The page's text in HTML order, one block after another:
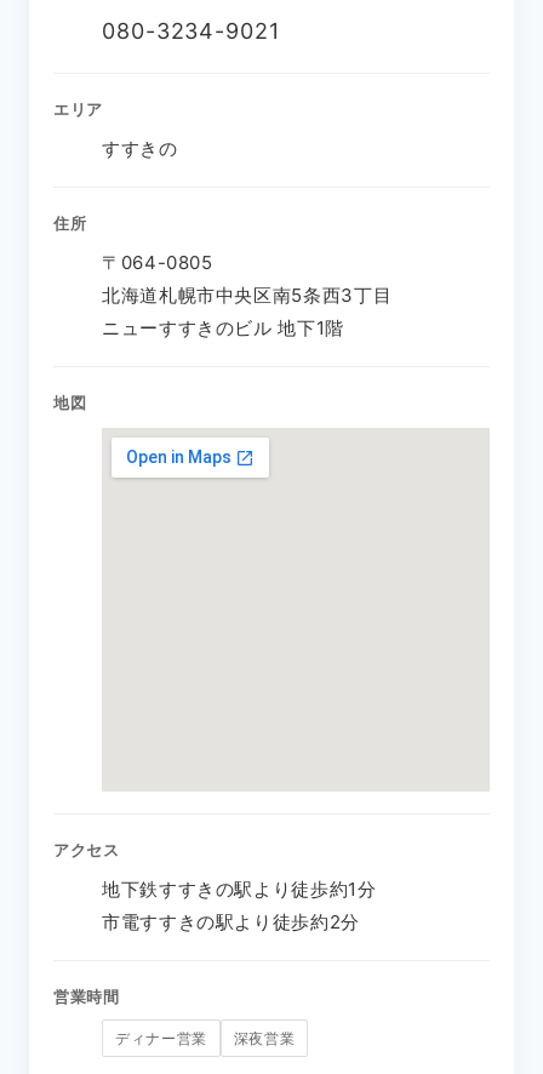
080-3234-9021
エリア
すすきの
住所
〒064-0805
北海道札幌市中央区南5条西3丁目
ニューすすきのビル 地下1階
地図
アクセス
地下鉄すすきの駅より徒歩約1分
市電すすきの駅より徒歩約2分
営業時間
ディナー営業 深夜営業